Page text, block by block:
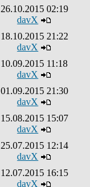
26.10.2015 02:19
davX
18.10.2015 21:22
davX
10.09.2015 11:18
davX
01.09.2015 21:30
davX
15.08.2015 15:07
davX
25.07.2015 12:14
davX
12.07.2015 16:15
davX